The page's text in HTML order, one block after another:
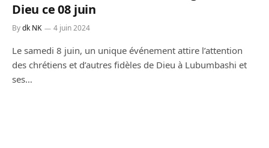
Dieu ce 08 juin
Bydk NK 4 juin 2024
Le samedi 8 juin, un unique événement attire l’attention
des chrétiens et d’autres fidèles de Dieu à Lubumbashi et
ses…